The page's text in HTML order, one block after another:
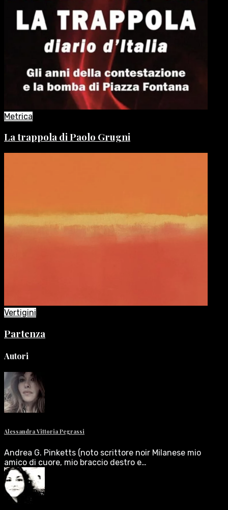
Metrica
La trappola di Paolo Grugni
Vertigini
Partenza
Autori
Alessandra Vittoria Pegrassi
Andrea G. Pinketts (noto scrittore noir Milanese mio
amico di cuore, mio braccio destro e…